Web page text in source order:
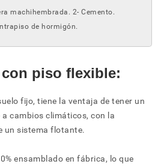
machihembrada. 2- Cemento.
de hormigón.
piso flexible:
fijo, tiene la ventaja de tener un
cambios climáticos, con la
un sistema flotante.
ensamblado en fábrica, lo que